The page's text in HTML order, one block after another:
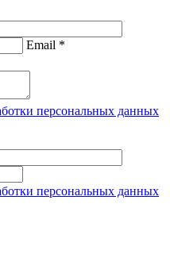
Email *
персональных данных
персональных данных